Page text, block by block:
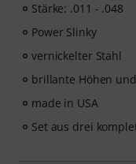
Stärke: .011 - .048
Power Slinky
vernickelter Stahl
brillante Höhen
made in USA
Set aus drei